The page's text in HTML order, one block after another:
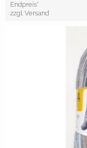
Endpreis*
zzgl. Versand